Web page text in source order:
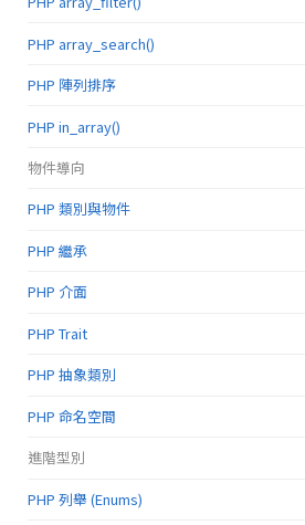
PHP array_search()
PHP 陣列排序
PHP in_array()
物件導向
PHP 類別與物件
PHP 繼承
PHP 介面
PHP Trait
PHP 抽象類別
PHP 命名空間
進階型別
PHP 列舉 (Enums)